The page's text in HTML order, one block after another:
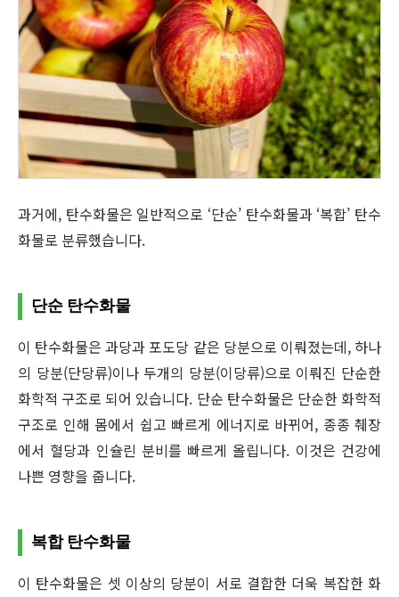
과거에, 탄수화물은 일반적으로 ‘단순’ 탄수화물과 ‘복합’ 탄수
화물로 분류했습니다.
단순 탄수화물
이 탄수화물은 과당과 포도당 같은 당분으로 이뤄졌는데, 하나
의 당분(단당류)이나 두개의 당분(이당류)으로 이뤄진 단순한
화학적 구조로 되어 있습니다. 단순 탄수화물은 단순한 화학적
구조로 인해 몸에서 쉽고 빠르게 에너지로 바뀌어, 종종 췌장
에서 혈당과 인슐린 분비를 빠르게 올립니다. 이것은 건강에
나쁜 영향을 줍니다.
복합 탄수화물
이 탄수화물은 셋 이상의 당분이 서로 결합한 더욱 복잡한 화